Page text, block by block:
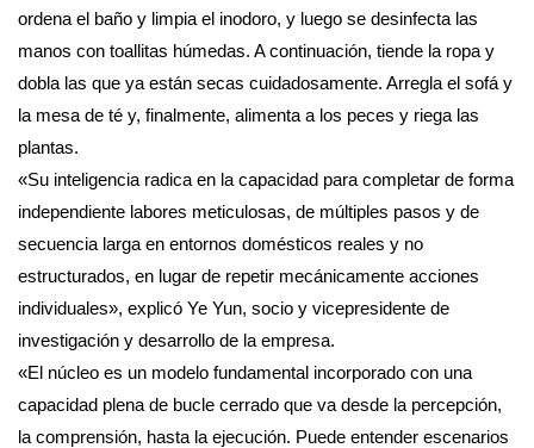
ordena el baño y limpia el inodoro, y luego se desinfecta las
manos con toallitas húmedas. A continuación, tiende la ropa y
dobla las que ya están secas cuidadosamente. Arregla el sofá y
la mesa de té y, finalmente, alimenta a los peces y riega las
plantas.
«Su inteligencia radica en la capacidad para completar de forma
independiente labores meticulosas, de múltiples pasos y de
secuencia larga en entornos domésticos reales y no
estructurados, en lugar de repetir mecánicamente acciones
individuales», explicó Ye Yun, socio y vicepresidente de
investigación y desarrollo de la empresa.
«El núcleo es un modelo fundamental incorporado con una
capacidad plena de bucle cerrado que va desde la percepción,
la comprensión, hasta la ejecución. Puede entender escenarios